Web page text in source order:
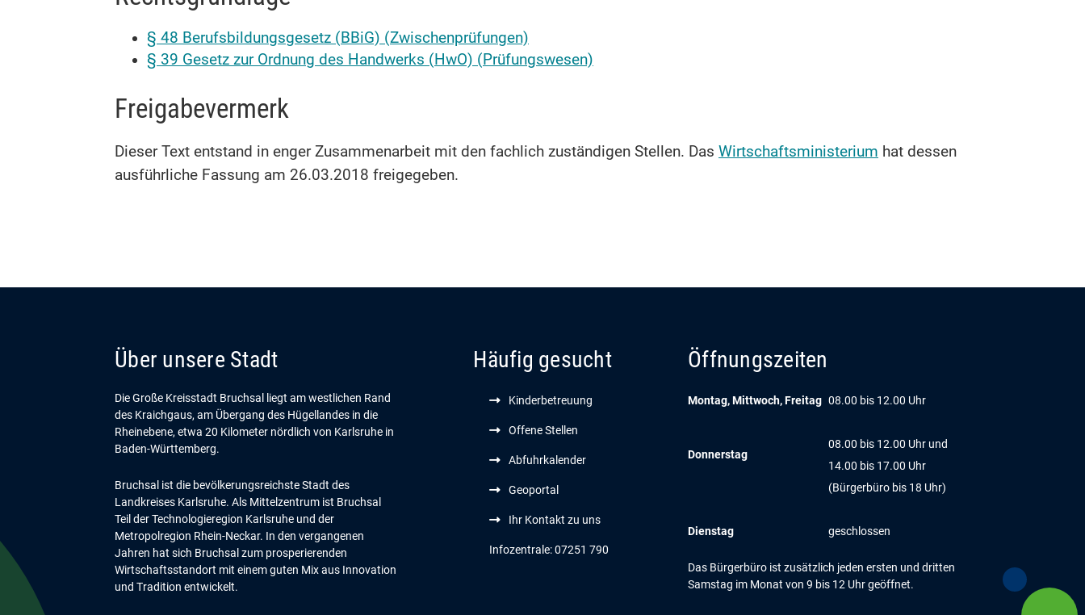
§ 48 Berufsbildungsgesetz (BBiG) (Zwischenprüfungen)
§ 39 Gesetz zur Ordnung des Handwerks (HwO) (Prüfungswesen)
Freigabevermerk
Dieser Text entstand in enger Zusammenarbeit mit den fachlich zuständigen Stellen. Das Wirtschaftsministerium hat dessen
ausführliche Fassung am 26.03.2018 freigegeben.
Über unsere Stadt
Die Große Kreisstadt Bruchsal liegt am westlichen Rand
des Kraichgaus, am Übergang des Hügellandes in die
Rheinebene, etwa 20 Kilometer nördlich von Karlsruhe in
Baden-Württemberg.
Bruchsal ist die bevölkerungsreichste Stadt des
Landkreises Karlsruhe. Als Mittelzentrum ist Bruchsal
Teil der Technologieregion Karlsruhe und der
Metropolregion Rhein-Neckar. In den vergangenen
Jahren hat sich Bruchsal zum prosperierenden
Wirtschaftsstandort mit einem guten Mix aus Innovation
und Tradition entwickelt.
Häufig gesucht
Kinderbetreuung
Offene Stellen
Abfuhrkalender
Geoportal
Ihr Kontakt zu uns
Infozentrale: 07251 790
Öffnungszeiten
Montag, Mittwoch, Freitag 08.00 bis 12.00 Uhr
Donnerstag
08.00 bis 12.00 Uhr und
14.00 bis 17.00 Uhr
(Bürgerbüro bis 18 Uhr)
Dienstag geschlossen
Das Bürgerbüro ist zusätzlich jeden ersten und dritten
Samstag im Monat von 9 bis 12 Uhr geöffnet.